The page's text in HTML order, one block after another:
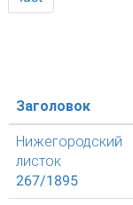
Заголовок
Нижегородский
листок
267/1895